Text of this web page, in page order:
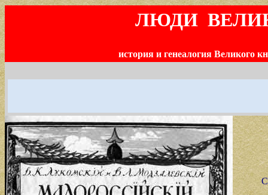
ЛЮДИ
история и генеалогия Великого